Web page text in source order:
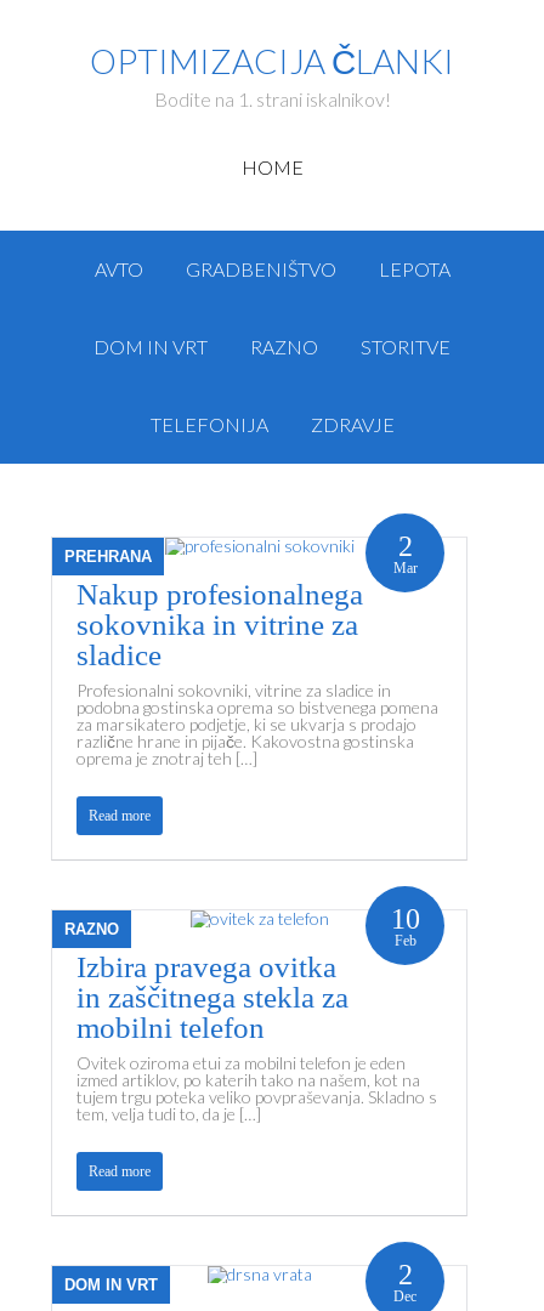
OPTIMIZACIJA ČLANKI
Bodite na 1. strani iskalnikov!
HOME
AVTO GRADBENIŠTVO LEPOTA
DOM IN VRT RAZNO STORITVE
TELEFONIJA ZDRAVJE
PREHRANA 2
Mar
Nakup profesionalnega
sokovnika in vitrine za
sladice
Profesionalni sokovniki, vitrine za sladice in
podobna gostinska oprema so bistvenega pomena
za marsikatero podjetje, ki se ukvarja s prodajo
različne hrane in pijače. Kakovostna gostinska
oprema je znotraj teh […]
Read more
RAZNO 10
Feb
Izbira pravega ovitka
in zaščitnega stekla za
mobilni telefon
Ovitek oziroma etui za mobilni telefon je eden
izmed artiklov, po katerih tako na našem, kot na
tujem trgu poteka veliko povpraševanja. Skladno s
tem, velja tudi to, da je […]
Read more
DOM IN VRT 2
Dec